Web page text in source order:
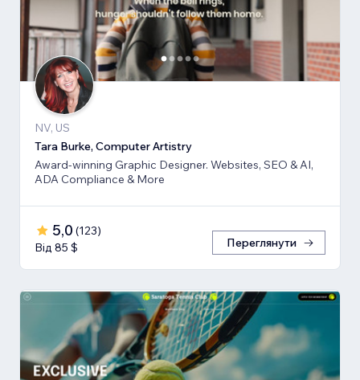
NV, US
Tara Burke, Computer Artistry
Award-winning Graphic Designer. Websites, SEO & AI,
ADA Compliance & More
5,0 (123)
Від 85 $
Переглянути